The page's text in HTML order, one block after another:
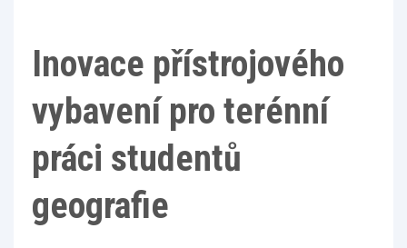
Inovace přístrojového
vybavení pro terénní
práci studentů
geografie